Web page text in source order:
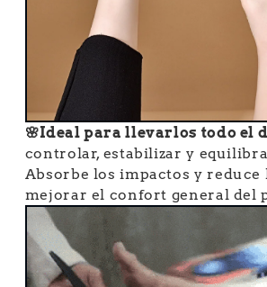
🌸Ideal para llevarlos todo el
controlar, estabilizar y
Absorbe los impactos y
mejorar el confort general del